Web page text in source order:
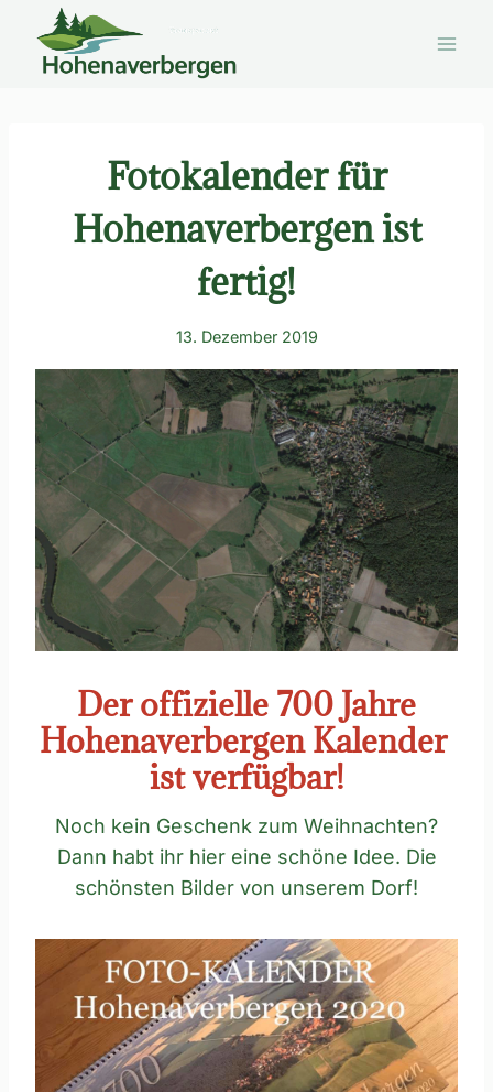
Inhalt
springen
Fotokalender für
Hohenaverbergen ist
fertig!
13. Dezember 2019
Der offizielle 700 Jahre
Hohenaverbergen Kalender
ist verfügbar!
Noch kein Geschenk zum Weihnachten?
Dann habt ihr hier eine schöne Idee. Die
schönsten Bilder von unserem Dorf!